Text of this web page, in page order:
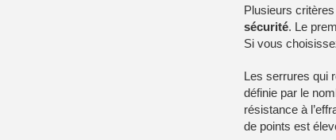
Plusieurs critères
sécurité. Le
Si vous
Les serrures qui
définie par le
résistance à
de points est